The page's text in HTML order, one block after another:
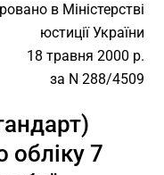
в Міністерстві
юстиції України
18 травня 2000 р.
за N 288/4509
обліку 7